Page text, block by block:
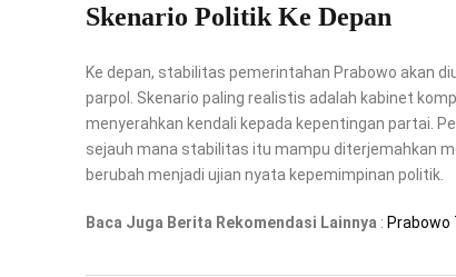
Skenario Politik Ke Depan
Ke depan, stabilitas pemerintahan Prabowo akan
parpol. Skenario paling realistis adalah kabinet
menyerahkan kendali kepada kepentingan partai.
sejauh mana stabilitas itu mampu diterjemahkan
berubah menjadi ujian nyata kepemimpinan politik.
Baca Juga Berita Rekomendasi Lainnya : Prabowo